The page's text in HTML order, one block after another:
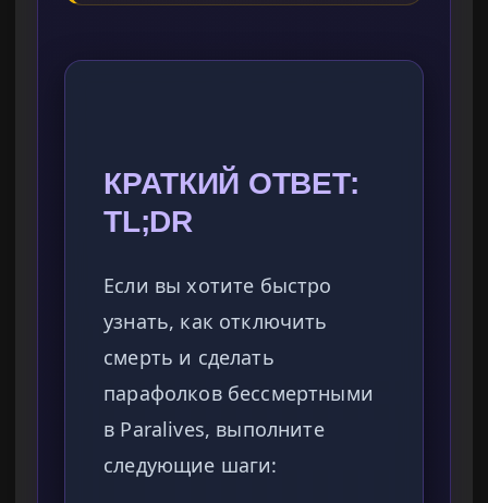
КРАТКИЙ ОТВЕТ:
TL;DR
Если вы хотите быстро
узнать, как отключить
смерть и сделать
парафолков бессмертными
в Paralives, выполните
следующие шаги: